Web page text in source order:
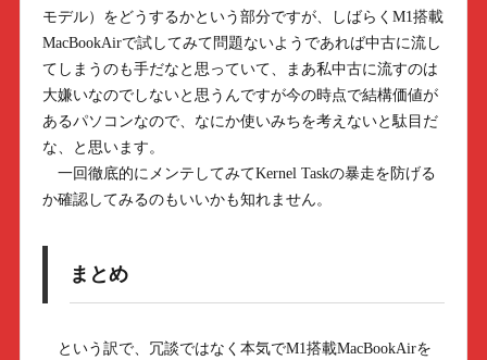
モデル）をどうするかという部分ですが、しばらくM1搭載
MacBookAirで試してみて問題ないようであれば中古に流し
てしまうのも手だなと思っていて、まあ私中古に流すのは
大嫌いなのでしないと思うんですが今の時点で結構価値が
あるパソコンなので、なにか使いみちを考えないと駄目だ
な、と思います。
一回徹底的にメンテしてみてKernel Taskの暴走を防げる
か確認してみるのもいいかも知れません。
まとめ
という訳で、冗談ではなく本気でM1搭載MacBookAirを